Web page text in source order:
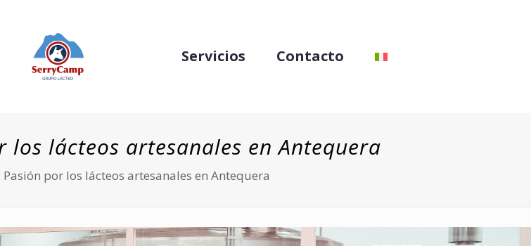
Servicios Contacto
los lácteos artesanales en Antequera
por los lácteos artesanales en Antequera